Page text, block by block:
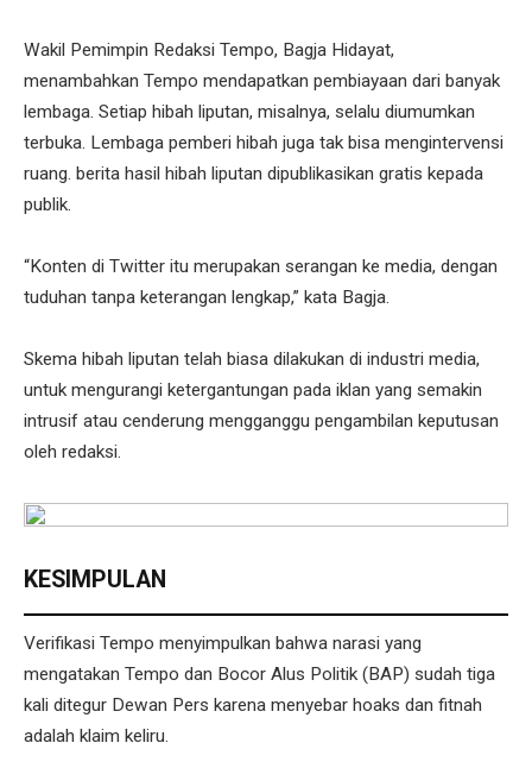
Wakil Pemimpin Redaksi Tempo, Bagja Hidayat,
menambahkan Tempo mendapatkan pembiayaan dari banyak
lembaga. Setiap hibah liputan, misalnya, selalu diumumkan
terbuka. Lembaga pemberi hibah juga tak bisa mengintervensi
ruang. berita hasil hibah liputan dipublikasikan gratis kepada
publik.
“Konten di Twitter itu merupakan serangan ke media, dengan
tuduhan tanpa keterangan lengkap,” kata Bagja.
Skema hibah liputan telah biasa dilakukan di industri media,
untuk mengurangi ketergantungan pada iklan yang semakin
intrusif atau cenderung mengganggu pengambilan keputusan
oleh redaksi.
KESIMPULAN
Verifikasi Tempo menyimpulkan bahwa narasi yang
mengatakan Tempo dan Bocor Alus Politik (BAP) sudah tiga
kali ditegur Dewan Pers karena menyebar hoaks dan fitnah
adalah klaim keliru.